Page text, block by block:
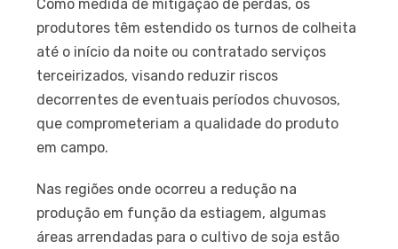
Como medida de mitigação de perdas, os
produtores têm estendido os turnos de colheita
até o início da noite ou contratado serviços
terceirizados, visando reduzir riscos
decorrentes de eventuais períodos chuvosos,
que comprometeriam a qualidade do produto
em campo.
Nas regiões onde ocorreu a redução na
produção em função da estiagem, algumas
áreas arrendadas para o cultivo de soja estão